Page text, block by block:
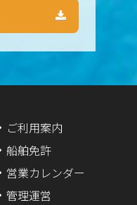
ご利用案内
船舶免許
営業カレンダー
管理運営